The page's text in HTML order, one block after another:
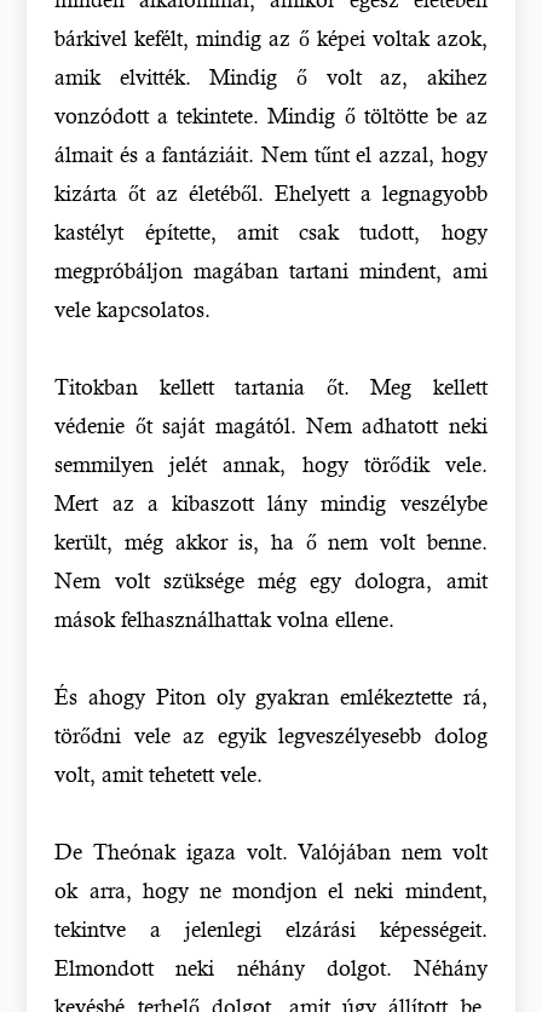
bárkivel kefélt, mindig az ő képei voltak azok,
amik elvitték. Mindig ő volt az, akihez
vonzódott a tekintete. Mindig ő töltötte be az
álmait és a fantáziáit. Nem tűnt el azzal, hogy
kizárta őt az életéből. Ehelyett a legnagyobb
kastélyt építette, amit csak tudott, hogy
megpróbáljon magában tartani mindent, ami
vele kapcsolatos.
Titokban kellett tartania őt. Meg kellett
védenie őt saját magától. Nem adhatott neki
semmilyen jelét annak, hogy törődik vele.
Mert az a kibaszott lány mindig veszélybe
került, még akkor is, ha ő nem volt benne.
Nem volt szüksége még egy dologra, amit
mások felhasználhattak volna ellene.
És ahogy Piton oly gyakran emlékeztette rá,
törődni vele az egyik legveszélyesebb dolog
volt, amit tehetett vele.
De Theónak igaza volt. Valójában nem volt
ok arra, hogy ne mondjon el neki mindent,
tekintve a jelenlegi elzárási képességeit.
Elmondott neki néhány dolgot. Néhány
kevésbé terhelő dolgot, amit úgy állított be,